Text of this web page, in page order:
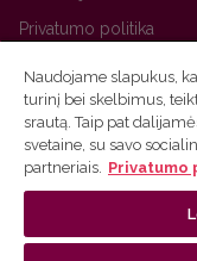
Privatumo politika
Ⓒ 2026 Vilniaus
Naudojame slapukus,
turinį bei skelbimus,
srautą. Taip pat
svetaine, su savo
partneriais. Privatumo